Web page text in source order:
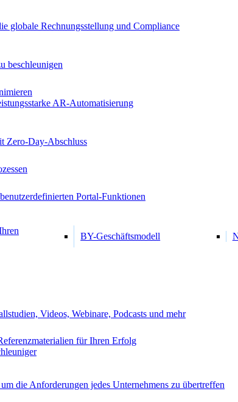
globale Rechnungsstellung und Compliance
beschleunigen
AR-Automatisierung
Zero-Day-Abschluss
Portal-Funktionen
BY-Geschäftsmodell
Videos, Webinare, Podcasts und mehr
für Ihren Erfolg
die Anforderungen jedes Unternehmens zu übertreffen